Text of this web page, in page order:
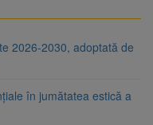
2026-2030, adoptată de
în jumătatea estică a